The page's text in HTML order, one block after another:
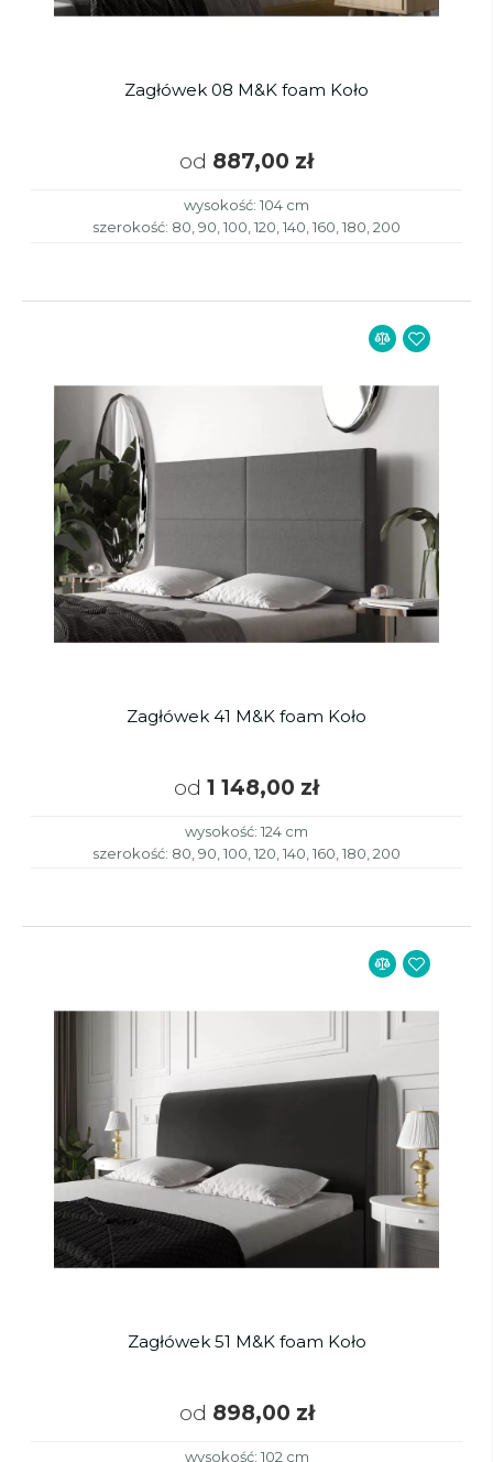
Zagłówek 08 M&K foam Koło
od 887,00 zł
wysokość: 104 cm
szerokość: 80, 90, 100, 120, 140, 160, 180, 200
Zagłówek 41 M&K foam Koło
od 1 148,00 zł
wysokość: 124 cm
szerokość: 80, 90, 100, 120, 140, 160, 180, 200
Zagłówek 51 M&K foam Koło
od 898,00 zł
wysokość: 102 cm